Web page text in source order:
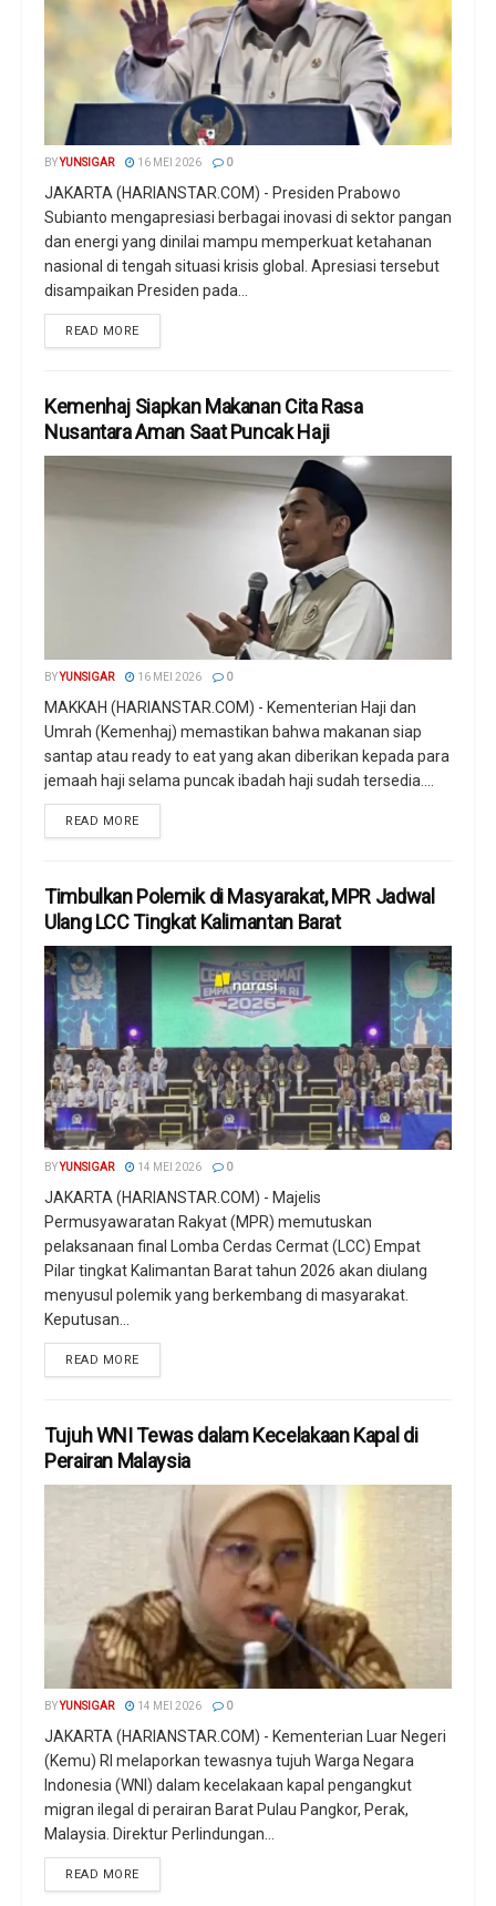
BYYUNSIGAR 16 MEI 2026 0
JAKARTA (HARIANSTAR.COM) - Presiden Prabowo
Subianto mengapresiasi berbagai inovasi di sektor pangan
dan energi yang dinilai mampu memperkuat ketahanan
nasional di tengah situasi krisis global. Apresiasi tersebut
disampaikan Presiden pada...
READ MORE
Kemenhaj Siapkan Makanan Cita Rasa
Nusantara Aman Saat Puncak Haji
BYYUNSIGAR 16 MEI 2026 0
MAKKAH (HARIANSTAR.COM) - Kementerian Haji dan
Umrah (Kemenhaj) memastikan bahwa makanan siap
santap atau ready to eat yang akan diberikan kepada para
jemaah haji selama puncak ibadah haji sudah tersedia....
READ MORE
Timbulkan Polemik di Masyarakat, MPR Jadwal
Ulang LCC Tingkat Kalimantan Barat
BYYUNSIGAR 14 MEI 2026 0
JAKARTA (HARIANSTAR.COM) - Majelis
Permusyawaratan Rakyat (MPR) memutuskan
pelaksanaan final Lomba Cerdas Cermat (LCC) Empat
Pilar tingkat Kalimantan Barat tahun 2026 akan diulang
menyusul polemik yang berkembang di masyarakat.
Keputusan...
READ MORE
Tujuh WNI Tewas dalam Kecelakaan Kapal di
Perairan Malaysia
BYYUNSIGAR 14 MEI 2026 0
JAKARTA (HARIANSTAR.COM) - Kementerian Luar Negeri
(Kemu) RI melaporkan tewasnya tujuh Warga Negara
Indonesia (WNI) dalam kecelakaan kapal pengangkut
migran ilegal di perairan Barat Pulau Pangkor, Perak,
Malaysia. Direktur Perlindungan...
READ MORE